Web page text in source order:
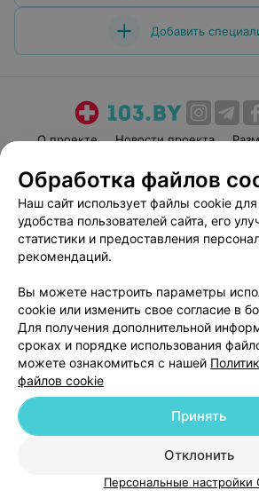
Добавить
О проекте Новости проекта
Пользовательское соглашение
Вакансии
Партнеры
Написать руководителю
Персональные настройки
Обработка персональных
© 2026 ООО «Артокс Лаб», УНП 191700409|
г. Минск, улица Толбухина, 2, пом. 16
Служба поддержки +375
Обработка файлов
Наш сайт использует файлы cookie
удобства пользователей сайта, его
статистики и предоставления
рекомендаций.
Вы можете настроить параметры
cookie или изменить свое согласие в
Для получения дополнительной
сроках и порядке использования
можете ознакомиться с нашей
файлов cookie
Отклонить
Принять
Персональные настройки